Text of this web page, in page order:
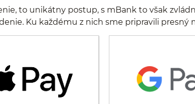
to unikátny postup, s mBank to však
Ku každému z nich sme pripravili